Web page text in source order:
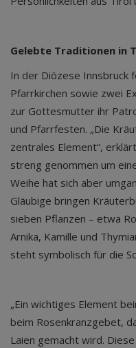
Gelebte Traditionen in
In der Diözese Innsbruck
Pfarrkirchen sowie zwei
zur Gottesmutter ihr
und Pfarrfesten. „Die
zentrales Element“,
streng genommen um
Weihe hat sich aber
Gläubige bringen
sieben Pflanzen – etwa
Arnika, Kamille und
steht symbolisch für die
„Ein wichtiges Element
beim Rosenkranzgebet,
Laien gemacht wird.